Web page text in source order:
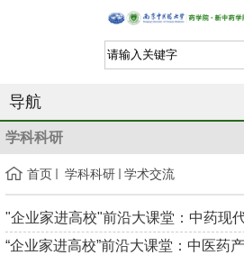
导航
学科科研
首页 学科科研 学术交流
"企业家进高校"前沿大课堂：中药现